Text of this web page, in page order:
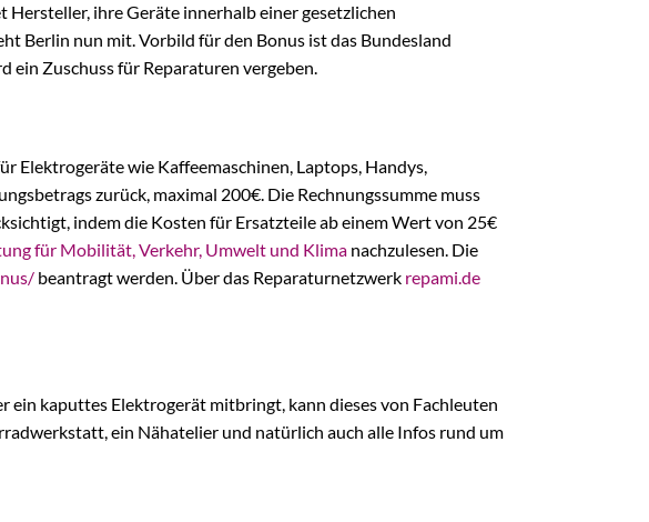
Hersteller, ihre Geräte innerhalb einer gesetzlichen
Berlin nun mit. Vorbild für den Bonus ist das Bundesland
ein Zuschuss für Reparaturen vergeben.
Elektrogeräte wie Kaffeemaschinen, Laptops, Handys,
zurück, maximal 200€. Die Rechnungssumme muss
indem die Kosten für Ersatzteile ab einem Wert von 25€
für Mobilität, Verkehr, Umwelt und Klima nachzulesen. Die
beantragt werden. Über das Reparaturnetzwerk repami.de
ein kaputtes Elektrogerät mitbringt, kann dieses von Fachleuten
ein Nähatelier und natürlich auch alle Infos rund um